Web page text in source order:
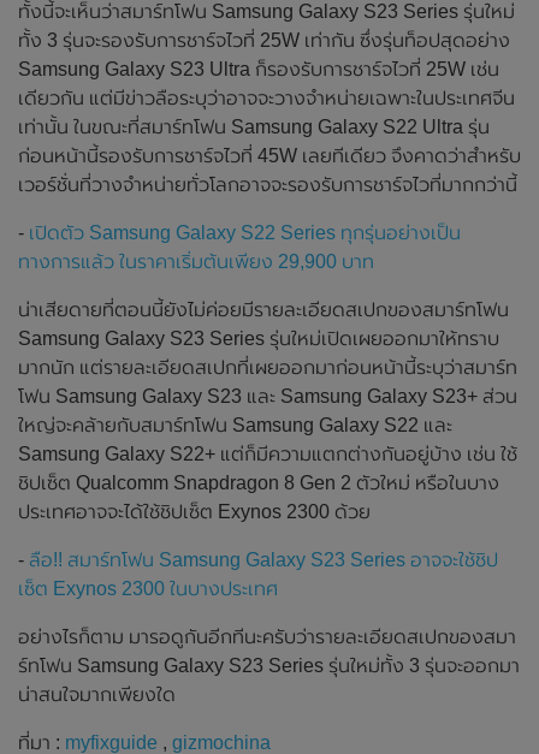
ทั้งนี้จะเห็นว่าสมาร์ทโฟน Samsung Galaxy S23 Series รุ่นใหม่
ทั้ง 3 รุ่นจะรองรับการชาร์จไวที่ 25W เท่ากัน ซึ่งรุ่นท็อปสุดอย่าง
Samsung Galaxy S23 Ultra ก็รองรับการชาร์จไวที่ 25W เช่น
เดียวกัน แต่มีข่าวลือระบุว่าอาจจะวางจำหน่ายเฉพาะในประเทศจีน
เท่านั้น ในขณะที่สมาร์ทโฟน Samsung Galaxy S22 Ultra รุ่น
ก่อนหน้านี้รองรับการชาร์จไวที่ 45W เลยทีเดียว จึงคาดว่าสำหรับ
เวอร์ชั่นที่วางจำหน่ายทั่วโลกอาจจะรองรับการชาร์จไวที่มากกว่านี้
- เปิดตัว Samsung Galaxy S22 Series ทุกรุ่นอย่างเป็น
ทางการแล้ว ในราคาเริ่มต้นเพียง 29,900 บาท
น่าเสียดายที่ตอนนี้ยังไม่ค่อยมีรายละเอียดสเปกของสมาร์ทโฟน
Samsung Galaxy S23 Series รุ่นใหม่เปิดเผยออกมาให้ทราบ
มากนัก แต่รายละเอียดสเปกที่เผยออกมาก่อนหน้านี้ระบุว่าสมาร์ท
โฟน Samsung Galaxy S23 และ Samsung Galaxy S23+ ส่วน
ใหญ่จะคล้ายกับสมาร์ทโฟน Samsung Galaxy S22 และ
Samsung Galaxy S22+ แต่ก็มีความแตกต่างกันอยู่บ้าง เช่น ใช้
ชิปเซ็ต Qualcomm Snapdragon 8 Gen 2 ตัวใหม่ หรือในบาง
ประเทศอาจจะได้ใช้ชิปเซ็ต Exynos 2300 ด้วย
- ลือ!! สมาร์ทโฟน Samsung Galaxy S23 Series อาจจะใช้ชิป
เซ็ต Exynos 2300 ในบางประเทศ
อย่างไรก็ตาม มารอดูกันอีกทีนะครับว่ารายละเอียดสเปกของสมา
ร์ทโฟน Samsung Galaxy S23 Series รุ่นใหม่ทั้ง 3 รุ่นจะออกมา
น่าสนใจมากเพียงใด
ที่มา : myfixguide , gizmochina